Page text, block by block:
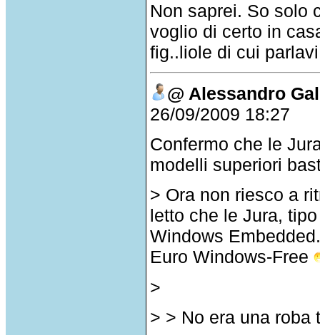
Non saprei. So solo
voglio di certo in
fig..liole di cui
@ Alessandro
26/09/2009 18:27
Confermo che le
modelli superiori
> Ora non riesco a
letto che le Jura,
Windows
Euro Windows-Free
>
> > No era una roba